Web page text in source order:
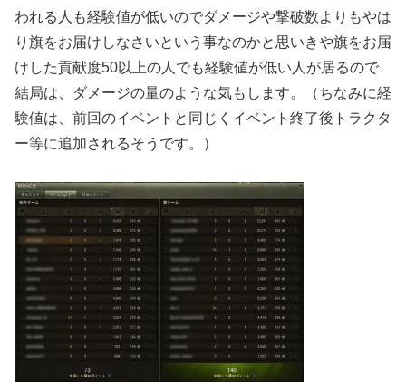
われる人も経験値が低いのでダメージや撃破数よりもやは
り旗をお届けしなさいという事なのかと思いきや旗をお届
けした貢献度50以上の人でも経験値が低い人が居るので
結局は、ダメージの量のような気もします。（ちなみに経
験値は、前回のイベントと同じくイベント終了後トラクタ
ー等に追加されるそうです。）